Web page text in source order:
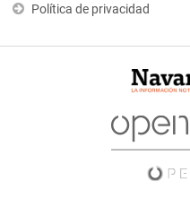
Política de privacidad